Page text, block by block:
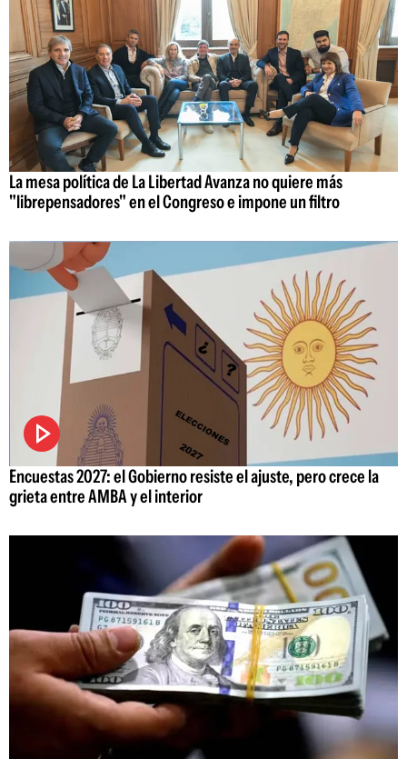
La mesa política de La Libertad Avanza no quiere más
"librepensadores" en el Congreso e impone un filtro
Encuestas 2027: el Gobierno resiste el ajuste, pero crece la
grieta entre AMBA y el interior